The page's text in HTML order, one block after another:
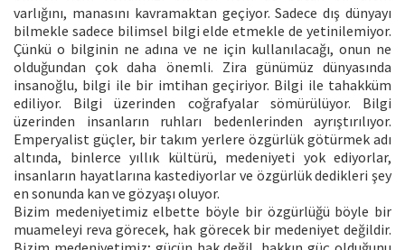
varlığını, manasını kavramaktan geçiyor. Sadece dış dünyayı
bilmekle sadece bilimsel bilgi elde etmekle de yetinilemiyor.
Çünkü o bilginin ne adına ve ne için kullanılacağı, onun ne
olduğundan çok daha önemli. Zira günümüz dünyasında
insanoğlu, bilgi ile bir imtihan geçiriyor. Bilgi ile tahakküm
ediliyor. Bilgi üzerinden coğrafyalar sömürülüyor. Bilgi
üzerinden insanların ruhları bedenlerinden ayrıştırılıyor.
Emperyalist güçler, bir takım yerlere özgürlük götürmek adı
altında, binlerce yıllık kültürü, medeniyeti yok ediyorlar,
insanların hayatlarına kastediyorlar ve özgürlük dedikleri şey
en sonunda kan ve gözyaşı oluyor.
Bizim medeniyetimiz elbette böyle bir özgürlüğü böyle bir
muameleyi reva görecek, hak görecek bir medeniyet değildir.